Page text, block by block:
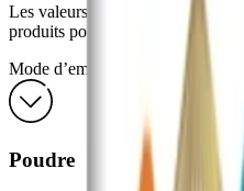
Les valeurs nutritives peuvent
produits pour obtenir les plus
Mode d’emploi
Poudre